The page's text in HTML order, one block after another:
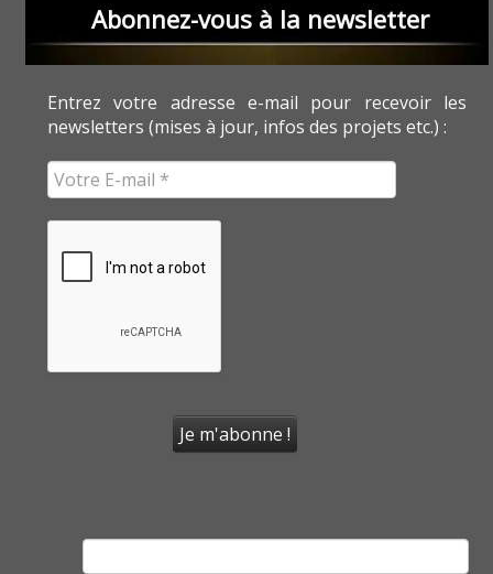
Abonnez-vous à la newsletter
Entrez votre adresse e-mail pour recevoir les
newsletters (mises à jour, infos des projets etc.) :